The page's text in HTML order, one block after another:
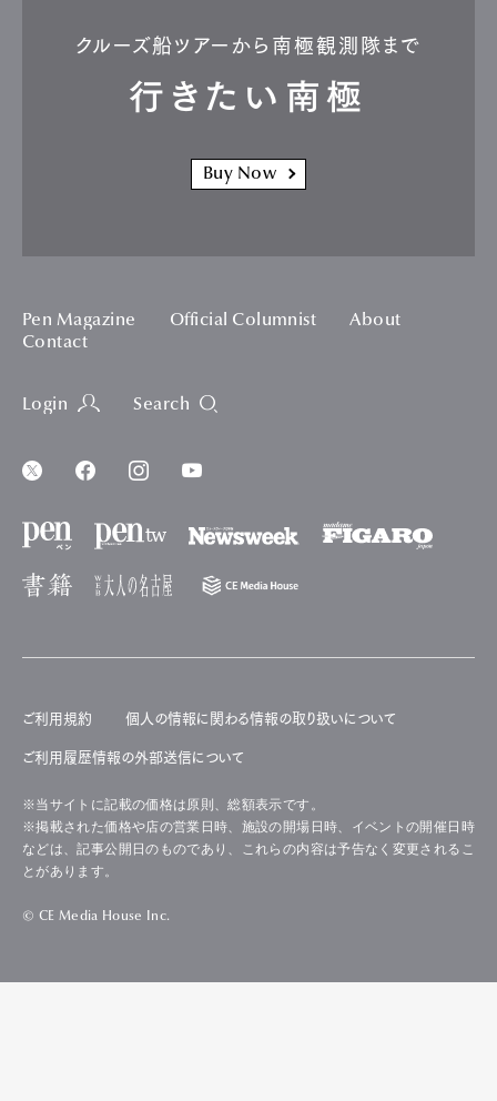
クルーズ船ツアーから南極観測隊まで
行きたい南極
Buy Now
Pen Magazine Official Columnist
About
Contact
Login Search
ご利用規約 個人の情報に関わる情報の取り扱いについて
ご利用履歴情報の外部送信について
※当サイトに記載の価格は原則、総額表示です。
※掲載された価格や店の営業日時、施設の開場日時、イベントの開催日時
などは、記事公開日のものであり、これらの内容は予告なく変更されるこ
とがあります。
© CE Media House Inc.